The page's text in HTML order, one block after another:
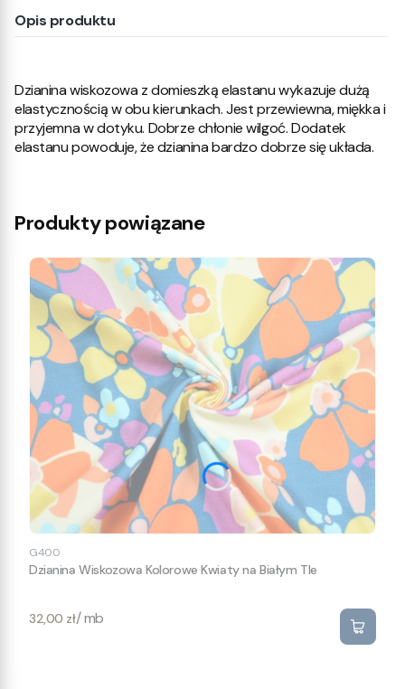
Opis produktu
Dzianina wiskozowa z domieszką elastanu wykazuje dużą
elastycznością w obu kierunkach. Jest przewiewna, miękka i
przyjemna w dotyku. Dobrze chłonie wilgoć. Dodatek
elastanu powoduje, że dzianina bardzo dobrze się układa.
Produkty powiązane
G400
Dzianina Wiskozowa Kolorowe Kwiaty na Białym Tle
Cena
32,00 zł/ mb